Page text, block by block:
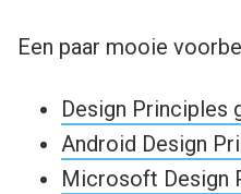
Een paar mooie
Design Principles
Android Design
Microsoft Design